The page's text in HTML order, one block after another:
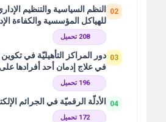
02
النظم السياسية والتنظيم
للهياكل المؤسسية والكفاءة
208 تحميل
03 دور المراكز التأهيليّة في
في علاج إدمان أحد أفرادها
196 تحميل
04 الأدلّة الرقميّة في الجرائم
172 تحميل